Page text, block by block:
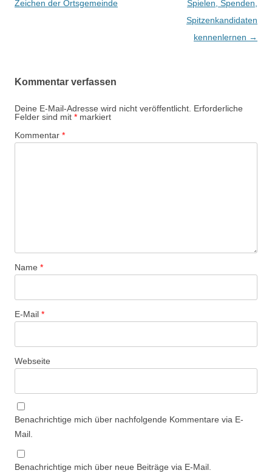
Navigation
Zeichen der Ortsgemeinde
Spielen, Spenden,
Spitzenkandidaten
kennenlernen →
Kommentar verfassen
Deine E-Mail-Adresse wird nicht veröffentlicht. Erforderliche
Felder sind mit * markiert
Kommentar *
Name *
E-Mail *
Webseite
Benachrichtige mich über nachfolgende Kommentare via E-
Mail.
Benachrichtige mich über neue Beiträge via E-Mail.